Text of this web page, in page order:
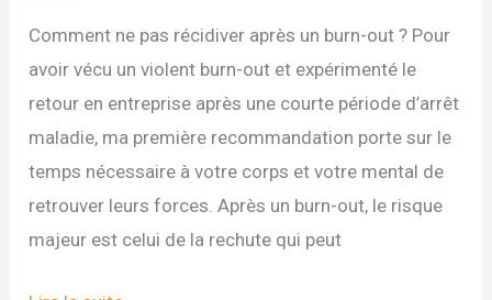
Comment ne pas récidiver après un burn-out ? Pour
avoir vécu un violent burn-out et expérimenté le
retour en entreprise après une courte période d’arrêt
maladie, ma première recommandation porte sur le
temps nécessaire à votre corps et votre mental de
retrouver leurs forces. Après un burn-out, le risque
majeur est celui de la rechute qui peut